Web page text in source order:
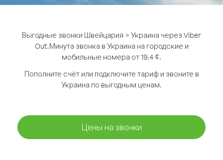
Выгодные звонки Швейцария > Украина через Viber
Out.Минута звонка в Украина на городские и
мобильные номера от 19.4 ¢.
Пополните счёт или подключите тариф и звоните в
Украина по выгодным ценам.
Цены на звонки